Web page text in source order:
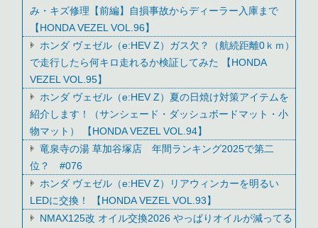
み・キズ修理【前編】自損事故からディーラー入庫まで
【HONDA VEZEL VOL.96】
ホンダ ヴェゼル（e:HEV Z）ガス欠？（航続距離0ｋｍ）
で走行したら何キロ走れるか検証してみた 【HONDA
VEZEL VOL.95】
ホンダ ヴェゼル（e:HEV Z）夏の日焼け対策アイテムを
紹介します！（サンシェード・ダッシュボードマット・小
物マット） 【HONDA VEZEL VOL.94】
竜泉寺の湯 草加谷塚店 年間ランキング2025で第二
位？ #076
ホンダ ヴェゼル（e:HEV Z）リアウィンカーを明るい
LEDに交換！ 【HONDA VEZEL VOL.93】
NMAX125改 オイル交換2026 やっぱりオイルが減ってる